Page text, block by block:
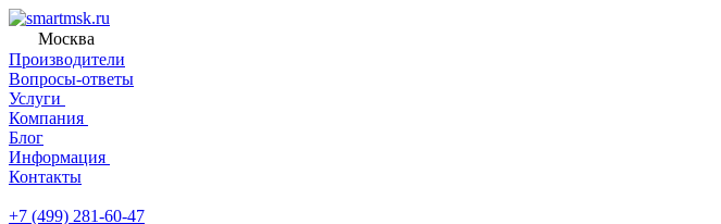
Москва
Производители
Вопросы-ответы
Услуги
Компания
Блог
Информация
Контакты
+7 (499) 281-60-47